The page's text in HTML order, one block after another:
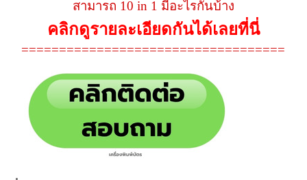
สามารถ 10 in 1 มีอะไรกันบ้าง
คลิกดูรายละเอียดกันได้เลยที่นี่
===================================